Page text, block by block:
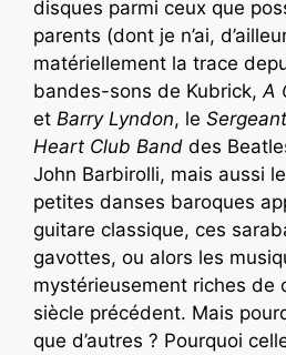
disques parmi ceux que
parents (dont je n’ai,
matériellement la trace
bandes-sons de Kubrick,A
et Barry Lyndon, le
Heart Club Band des
John Barbirolli, mais aussi
petites danses baroques
guitare classique, ces
gavottes, ou alors les
mystérieusement riches de
siècle précédent. Mais
que d’autres ? Pourquoi